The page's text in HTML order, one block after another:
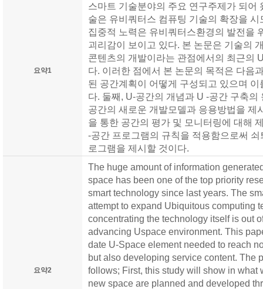
요약1
스마트 기술분야의 주요 연구주제가 되어
술은 유비쿼터스 컴퓨팅 기술의 확장을
집중적 노력은 유비쿼터스환경의 발전을
괴리감이 보이고 있다. 본 논문은 기술의
콘텐츠의 개발이라는 관점에서의 최근의
다. 이러한 점에서 본 논문의 목적은 다음
된 공간계획이 어떻게 구성되고 있으며
다. 둘째, U-공간의 개념과 U -공간 구축
공간의 새로운 개발모델과 응용방법을 제
을 통한 공간의 평가 및 모니터링에 대해
-공간 프로그램의 규칙을 적용함으로써
로그램을 제시할 것이다.
요약2
The huge amount of information
space has been one of the top priority
smart technology since last years. The
attempt to expand Ubiquitous computing
concentrating the technology itself is out
advancing Uspace environment. This
date U-Space element needed to reach
but also developing service content. The
follows; First, this study will show in what
new space are planned and developed